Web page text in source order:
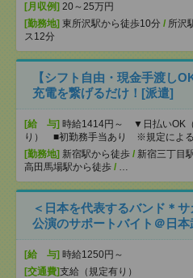
[月収例] 20～25万円
[勤務地] 東所沢駅から徒歩10分 / 所沢
ス12分
【シフト自由・現金手渡し
充電を繋げるだけ！[派遣]
[給 与] 時給1414円～ ▼日払いOK
り） ■初勤務手当あり ※規定による
[勤務地] 新宿駅から徒歩 / 新宿三丁目
高田馬場駅から徒歩 / …
＜日本を代表するバンド＊
公演のサポートバイト＠日
[給 与] 時給1250円～
[交通費]支給（規定有り）